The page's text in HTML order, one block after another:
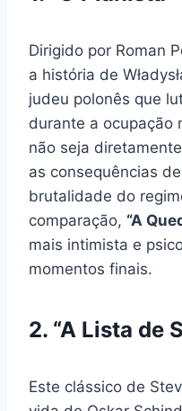
Dirigido por Roman
a história de
judeu polonês que
durante a ocupação
não seja
as consequências
brutalidade do
comparação, “A
mais intimista e
momentos finais.
2. “A Lista de
Este clássico de